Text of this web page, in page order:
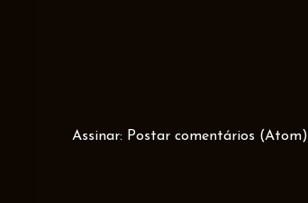
Assinar: Postar comentários (Atom)